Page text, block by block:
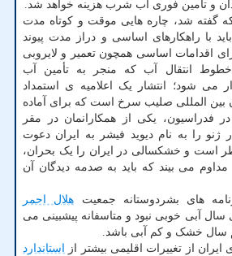
و تأمین فوری آب شرب هزینه خواهد شد.
گفته شد، چاره هایی موقت و کوتاه مدت
با راهکارهای اساسی و دراز مدت پیوند
اقدامات اساسی همچون تعمیر و لایروبی
انتقال آب که منجر به تأمین آب
می شود؛ انتشار یک اعلامیه ی استمداد
بین المللی صلیب سرخ است که برای آماده
یکی از همکارانمان در مقر
را به نام دیوید فیشر به ایران دعوت
است و خشکسالی در ایران را یک بحران،
می بیند که باید به صدمه دیدگان آن
های بشردوستانه جمعیت هلال احمر
سال آبی خوبی نبود و متاسفانه پیشبینی می
از تغییرات اقلیمی بیشتر از
استاندارد